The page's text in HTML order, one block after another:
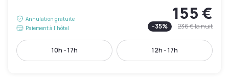
Annulation gratuite
Paiement à l'hôtel
155 €
-35% 236 €la nuit
10h - 17h 12h - 17h